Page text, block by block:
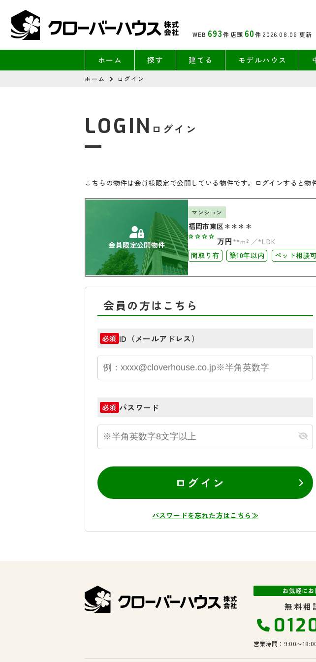
WEB 693件 店頭 60件 2026.08.06 更新
ホーム 探す 建てる モデルハウス
ホーム ログイン
ログイン
LOGIN
こちらの物件は会員様限定で公開している物件です。ログインすると物
会員限定公開物件
マンション
福岡市東区＊＊＊＊
**** 万円 **m²
*LDK
間取り有
築10年以内 ペット相談可
会員の方はこちら
必須 ID（メールアドレス）
必須 パスワード
ログイン
パスワードを忘れた方はこちら≫
お気軽にお
無料相
営業時間：9:00〜